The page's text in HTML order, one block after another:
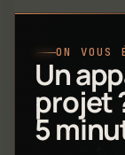
ON VOUS
Un
projet
5